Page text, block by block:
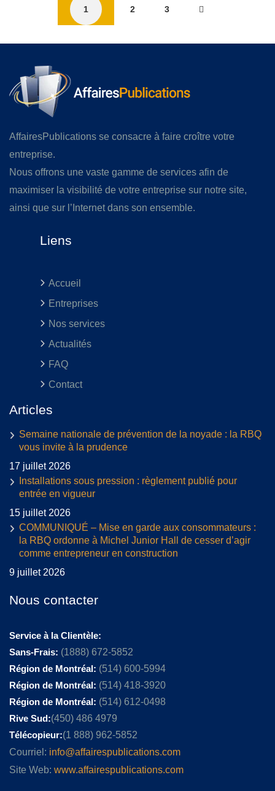
1 2 3
AffairesPublications se consacre à faire croître votre
entreprise.
Nous offrons une vaste gamme de services afin de
maximiser la visibilité de votre entreprise sur notre site,
ainsi que sur l’Internet dans son ensemble.
Liens
Accueil
Entreprises
Nos services
Actualités
FAQ
Contact
Articles
Semaine nationale de prévention de la noyade : la RBQ
vous invite à la prudence
17 juillet 2026
Installations sous pression : règlement publié pour
entrée en vigueur
15 juillet 2026
COMMUNIQUÉ – Mise en garde aux consommateurs :
la RBQ ordonne à Michel Junior Hall de cesser d’agir
comme entrepreneur en construction
9 juillet 2026
Nous contacter
Service à la Clientèle:
Sans-Frais: (1888) 672-5852
Région de Montréal: (514) 600-5994
Région de Montréal: (514) 418-3920
Région de Montréal: (514) 612-0498
Rive Sud:(450) 486 4979
Télécopieur:(1 888) 962-5852
Courriel: info@affairespublications.com
Site Web: www.affairespublications.com